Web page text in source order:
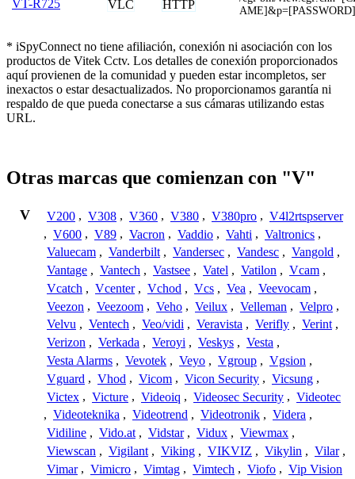
VT-R725 VLC HTTP
AME]&p=[PASSWORD]
* iSpyConnect no tiene afiliación, conexión ni asociación con los
productos de Vitek Cctv. Los detalles de conexión proporcionados
aquí provienen de la comunidad y pueden estar incompletos, ser
inexactos o estar desactualizados. No proporcionamos garantía ni
respaldo de que pueda conectarse a sus cámaras utilizando estas
URL.
Otras marcas que comienzan con "V"
V V200 , V308 , V360 , V380 , V380pro , V4l2rtspserver
, V600 , V89 , Vacron , Vaddio , Vahti , Valtronics ,
Valuecam , Vanderbilt , Vandersec , Vandesc , Vangold ,
Vantage , Vantech , Vastsee , Vatel , Vatilon , Vcam ,
Vcatch , Vcenter , Vchod , Vcs , Vea , Veevocam ,
Veezon , Veezoom , Veho , Veilux , Velleman , Velpro ,
Velvu , Ventech , Veo/vidi , Veravista , Verifly , Verint ,
Verizon , Verkada , Veroyi , Veskys , Vesta ,
Vesta Alarms , Vevotek , Veyo , Vgroup , Vgsion ,
Vguard , Vhod , Vicom , Vicon Security , Vicsung ,
Victex , Victure , Videoiq , Videosec Security , Videotec
, Videoteknika , Videotrend , Videotronik , Videra ,
Vidiline , Vido.at , Vidstar , Vidux , Viewmax ,
Viewscan , Vigilant , Viking , VIKVIZ , Vikylin , Vilar ,
Vimar , Vimicro , Vimtag , Vimtech , Viofo , Vip Vision